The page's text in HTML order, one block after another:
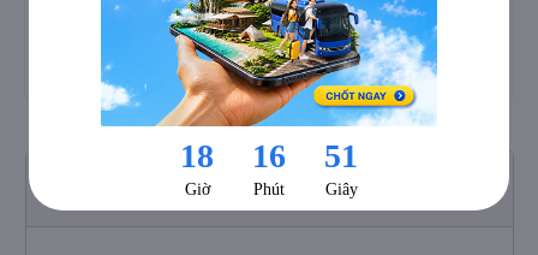
, bạn có thể tham khảo thêm thông tin và đặt vé các
nhà xe này tại trang này:Xe ghế ngồi Quảng Ngãi -
Quảng Ngãi đi Hải Châu - Đà Nẵng
Thông tin tuyến đường Quảng Ngãi đi Hải Châu